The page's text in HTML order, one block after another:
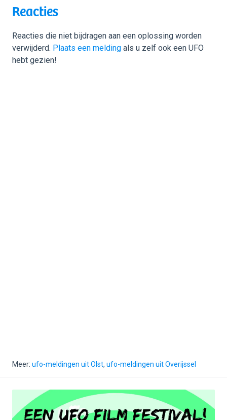
Reacties
Reacties die niet bijdragen aan een oplossing worden
verwijderd. Plaats een melding als u zelf ook een UFO
hebt gezien!
Meer: ufo-meldingen uit Olst, ufo-meldingen uit Overijssel